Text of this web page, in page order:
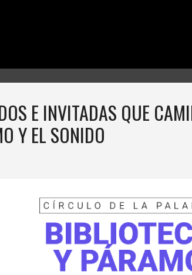
E INVITADAS QUE
Y EL SONIDO